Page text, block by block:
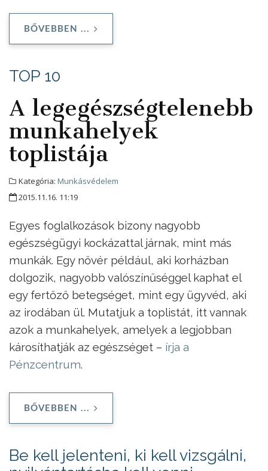
BŐVEBBEN ...
TOP 10
A legegészségtelenebb
munkahelyek
toplistája
Kategória: Munkásvédelem
2015.11.16. 11:19
Egyes foglalkozások bizony nagyobb
egészségügyi kockázattal járnak, mint más
munkák. Egy nővér például, aki korházban
dolgozik, nagyobb valószínűséggel kaphat el
egy fertőző betegséget, mint egy ügyvéd, aki
az irodában ül. Mutatjuk a toplistát, itt vannak
azok a munkahelyek, amelyek a legjobban
károsíthatják az egészséget – írja a
Pénzcentrum.
BŐVEBBEN ...
Be kell jelenteni, ki kell vizsgálni,